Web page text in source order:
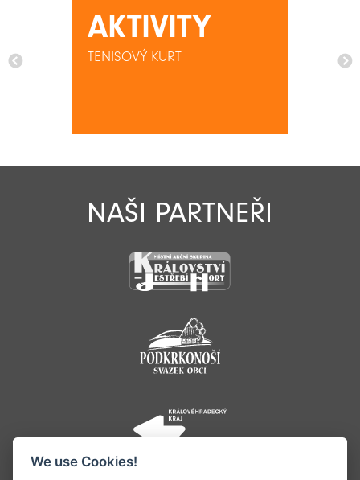
AKTIVITY
TENISOVÝ KURT
NAŠI PARTNEŘI
We use Cookies!